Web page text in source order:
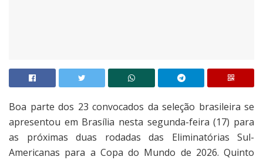
Boa parte dos 23 convocados da seleção brasileira se
apresentou em Brasília nesta segunda-feira (17) para
as próximas duas rodadas das Eliminatórias Sul-
Americanas para a Copa do Mundo de 2026. Quinto